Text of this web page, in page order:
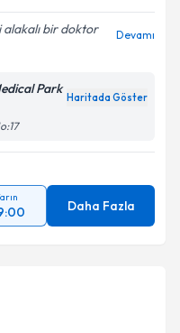
bir doktor
Devamı
Park
Haritada Göster
Daha Fazla